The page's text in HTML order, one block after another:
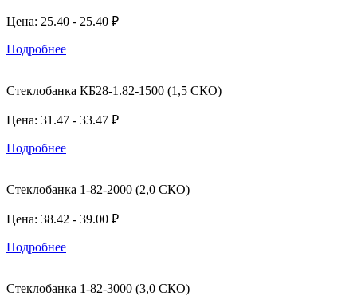
Цена: 25.40 - 25.40 ₽
Подробнее
Стеклобанка КБ28-1.82-1500 (1,5 СКО)
Цена: 31.47 - 33.47 ₽
Подробнее
Стеклобанка 1-82-2000 (2,0 СКО)
Цена: 38.42 - 39.00 ₽
Подробнее
Стеклобанка 1-82-3000 (3,0 СКО)